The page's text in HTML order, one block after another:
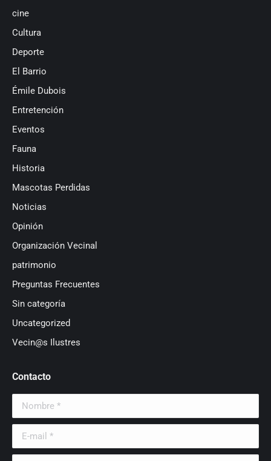
cine
Cultura
Deporte
El Barrio
Émile Dubois
Entretención
Eventos
Fauna
Historia
Mascotas Perdidas
Noticias
Opinión
Organización Vecinal
patrimonio
Preguntas Frecuentes
Sin categoría
Uncategorized
Vecin@s Ilustres
Contacto
Nombre *
E-mail *